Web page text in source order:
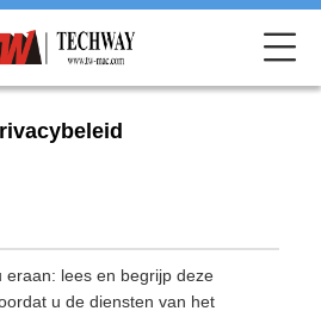
eraan: lees en begrijp deze
u de diensten van het